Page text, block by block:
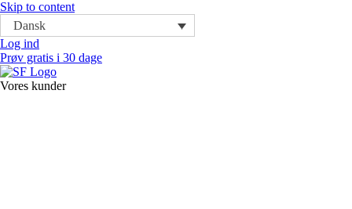
Skip to content
Dansk
Log ind
Prøv gratis i 30 dage
Vores kunder